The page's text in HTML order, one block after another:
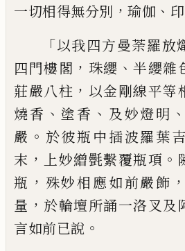
一切相得無分別 ， 瑜伽 、
「以我四方曼荼羅放
四門樓閣 ， 珠纓 、半纓雜
莊嚴八柱 ， 以金剛線平等
燒香 、塗香 、 及妙燈明 、
嚴 。 於彼瓶中插波羅葉
末 ， 上妙繒㲲繫覆瓶項 。
瓶 ， 殊妙相應如前嚴飾 ，
量 ， 於輪壇所誦一洛叉及
言如前已說 。